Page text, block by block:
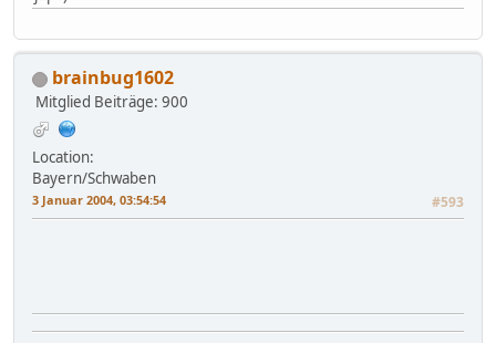
brainbug1602
Mitglied Beiträge: 900
Location:
Bayern/Schwaben
3 Januar 2004, 03:54:54 #593